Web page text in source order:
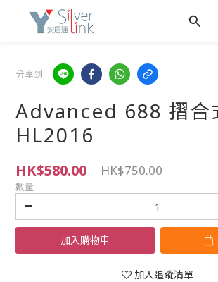
分享到
Advanced 688 摺合
HL2016
HK$580.00 HK$750.00
數量
加入購物車
加入追蹤清單